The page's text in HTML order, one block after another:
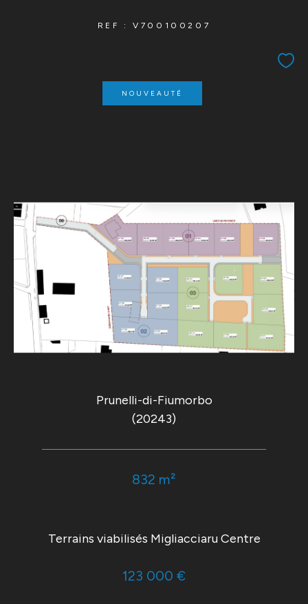
REF : V700100207
NOUVEAUTÉ
Prunelli-di-Fiumorbo
(20243)
832 m²
Terrains viabilisés Migliacciaru Centre
123 000 €